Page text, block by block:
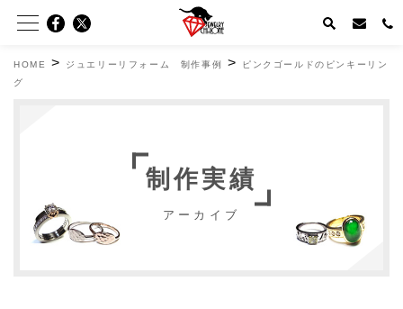
HOME > ジュエリーリフォーム 制作事例 >
ピンクゴールドのピンキーリン
グ
制作実績
アーカイブ